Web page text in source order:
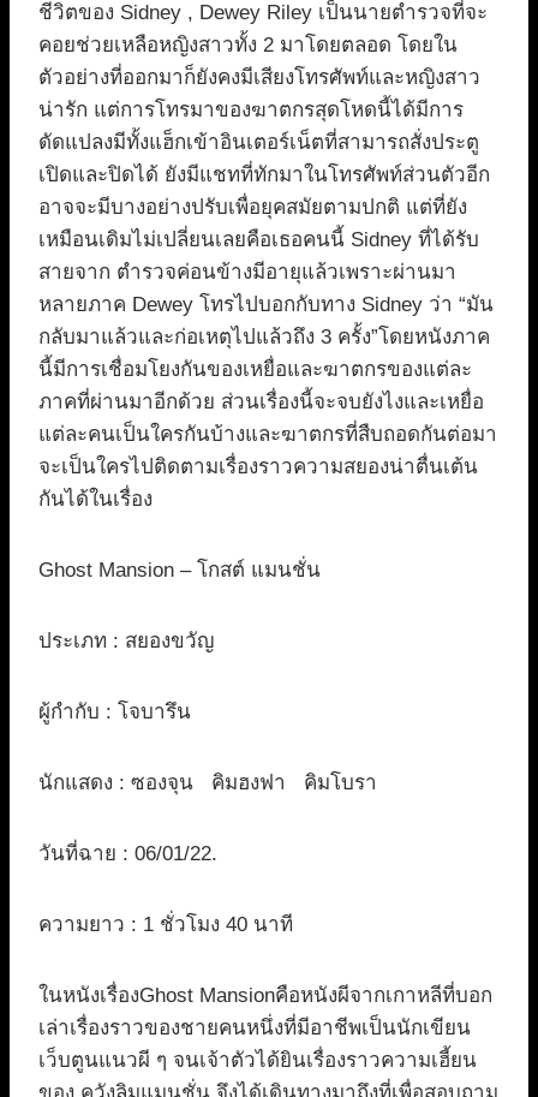
ชีวิตของ Sidney , Dewey Riley เป็นนายตำรวจที่จะ
คอยช่วยเหลือหญิงสาวทั้ง 2 มาโดยตลอด โดยใน
ตัวอย่างที่ออกมาก็ยังคงมีเสียงโทรศัพท์และหญิงสาว
น่ารัก แต่การโทรมาของฆาตกรสุดโหดนี้ได้มีการ
ดัดแปลงมีทั้งแฮ็กเข้าอินเตอร์เน็ตที่สามารถสั่งประตู
เปิดและปิดได้ ยังมีแชทที่ทักมาในโทรศัพท์ส่วนตัวอีก
อาจจะมีบางอย่างปรับเพื่อยุคสมัยตามปกติ แต่ที่ยัง
เหมือนเดิมไม่เปลี่ยนเลยคือเธอคนนี้ Sidney ที่ได้รับ
สายจาก ตำรวจค่อนข้างมีอายุแล้วเพราะผ่านมา
หลายภาค Dewey โทรไปบอกกับทาง Sidney ว่า “มัน
กลับมาแล้วและก่อเหตุไปแล้วถึง 3 ครั้ง”โดยหนังภาค
นี้มีการเชื่อมโยงกันของเหยื่อและฆาตกรของแต่ละ
ภาคที่ผ่านมาอีกด้วย ส่วนเรื่องนี้จะจบยังไงและเหยื่อ
แต่ละคนเป็นใครกันบ้างและฆาตกรที่สืบถอดกันต่อมา
จะเป็นใครไปติดตามเรื่องราวความสยองน่าตื่นเต้น
กันได้ในเรื่อง
Ghost Mansion – โกสต์ แมนชั่น
ประเภท : สยองขวัญ
ผู้กำกับ : โจบารึน
นักแสดง : ซองจุน คิมฮงฟา คิมโบรา
วันที่ฉาย : 06/01/22.
ความยาว : 1 ชั่วโมง 40 นาที
ในหนังเรื่องGhost Mansionคือหนังผีจากเกาหลีที่บอก
เล่าเรื่องราวของชายคนหนึ่งที่มีอาชีพเป็นนักเขียน
เว็บตูนแนวผี ๆ จนเจ้าตัวได้ยินเรื่องราวความเฮี้ยน